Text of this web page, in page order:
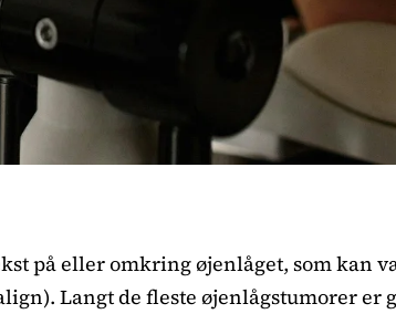
på eller omkring øjenlåget, som kan
Langt de fleste øjenlågstumorer er